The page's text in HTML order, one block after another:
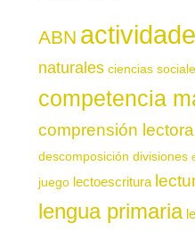
ABN
naturales ciencias
competencia
comprensión lectora
descomposición divisiones
juego lectoescritura
lengua primaria